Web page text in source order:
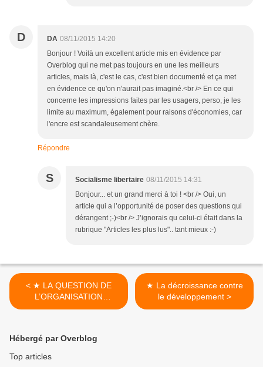
D DA 08/11/2015 14:20
Bonjour ! Voilà un excellent article mis en évidence par
Overblog qui ne met pas toujours en une les meilleurs
articles, mais là, c'est le cas, c'est bien documenté et ça met
en évidence ce qu'on n'aurait pas imaginé.<br /> En ce qui
concerne les impressions faites par les usagers, perso, je les
limite au maximum, également pour raisons d'économies, car
l'encre est scandaleusement chère.
Répondre
S Socialisme libertaire 08/11/2015 14:31
Bonjour... et un grand merci à toi ! <br /> Oui, un
article qui a l’opportunité de poser des questions qui
dérangent ;-)<br /> J’ignorais qu celui-ci était dans la
rubrique "Articles les plus lus".. tant mieux :-)
< ★ LA QUESTION DE
L’ORGANISATION
ANARCHISTE (2/2)
★ La décroissance contre
le développement >
Hébergé par Overblog
Top articles